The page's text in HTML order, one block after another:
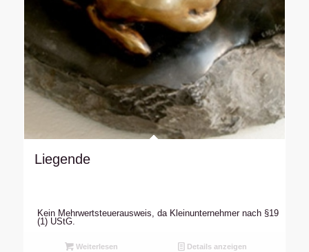
Liegende
Kein Mehrwertsteuerausweis, da Kleinunternehmer nach §19
(1) UStG.
Weiterlesen Details anzeigen